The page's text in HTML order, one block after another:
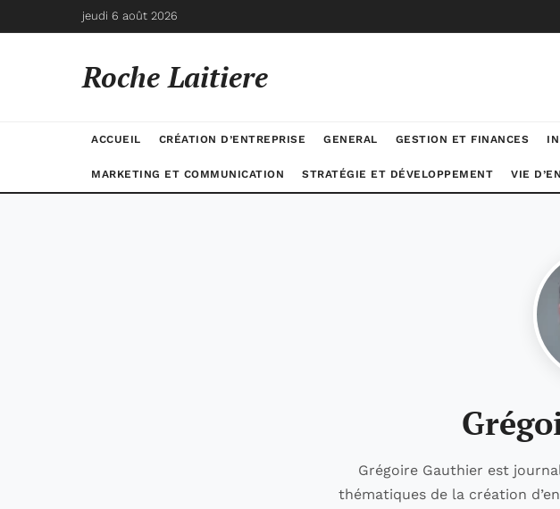
jeudi 6 août 2026
Roche Laitiere
ACCUEIL CRÉATION D’ENTREPRISE GENERAL GESTION ET FINANCES
MARKETING ET COMMUNICATION STRATÉGIE ET DÉVELOPPEMENT VIE
Grégoire Gauthier est
thématiques de la création